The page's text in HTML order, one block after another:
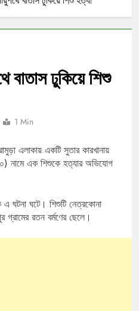
বাতাস ঢুকিয়ে শিশু
1 Min
এলাকায় একটি সুতার কারখানায়
নামে এক শিশুকে হত্যার অভিযোগ
ঘটনা ঘটে। শিশুটি নেত্রকোনা
গ্রামের রতন বর্মণের ছেলে।